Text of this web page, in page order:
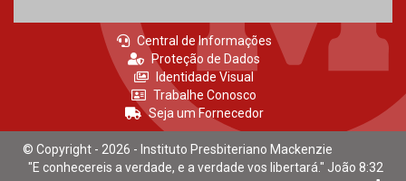
Central de Informações
Proteção de Dados
Identidade Visual
Trabalhe Conosco
Seja um Fornecedor
© Copyright - 2026 - Instituto Presbiteriano Mackenzie
"E conhecereis a verdade, e a verdade vos libertará." João 8:32